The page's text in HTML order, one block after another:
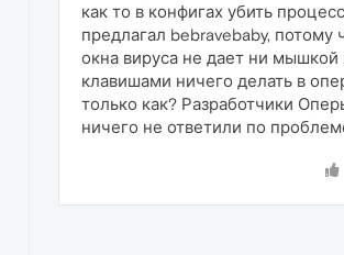
как то в конфигах убить
предлагал bebravebaby, потому
окна вируса не дает ни мышкой
клавишами ничего делать в
только как? Разработчики
ничего не ответили по